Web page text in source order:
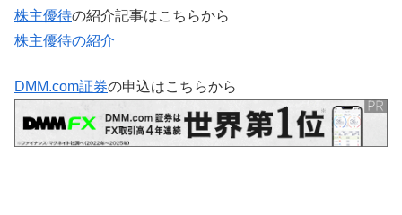
株主優待の紹介記事はこちらから
株主優待の紹介
DMM.com証券の申込はこちらから